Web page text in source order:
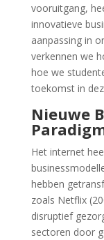
vooruitgang,
innovatieve
aanpassing in
verkennen we
hoe we
toekomst in
Nieuwe
Het internet
hebben
zoals Netflix
disruptief
sectoren door